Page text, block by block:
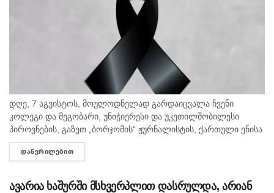
დღე, 7 აგვისტოს, მოულოდნელად გარდაიცვალა ჩვენი
კოლეგი და მეგობარი, უნიჭიერესი და უკეთილშობილესი
პიროვნების, გაზეთ „ბორჯომის“ ჟურნალისტის, ქართული ენისა
და ლიტერატურის პედაგოგი მონიკა ჭანტურია. "მეგა ტვ"
უდიდეს მწუხარებას გამოვხატავს მონიკა ჭანტურიას
ᲓᲐᲬᲕᲠᲘᲚᲔᲑᲘᲗ
ავარია ხაშურში მსხვერპლით დასრულდა, არიან